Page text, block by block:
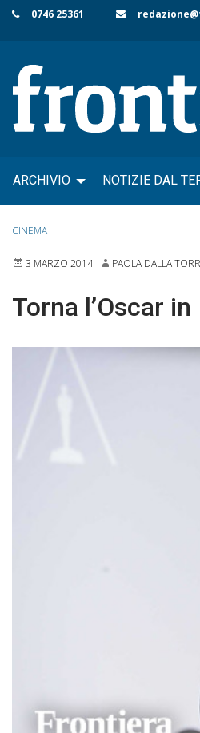
Skip
content
0746 25361
ARCHIVIO NOTIZIE DAL
CINEMA
3 MARZO 2014 PAOLA DALLA
Torna l’Oscar